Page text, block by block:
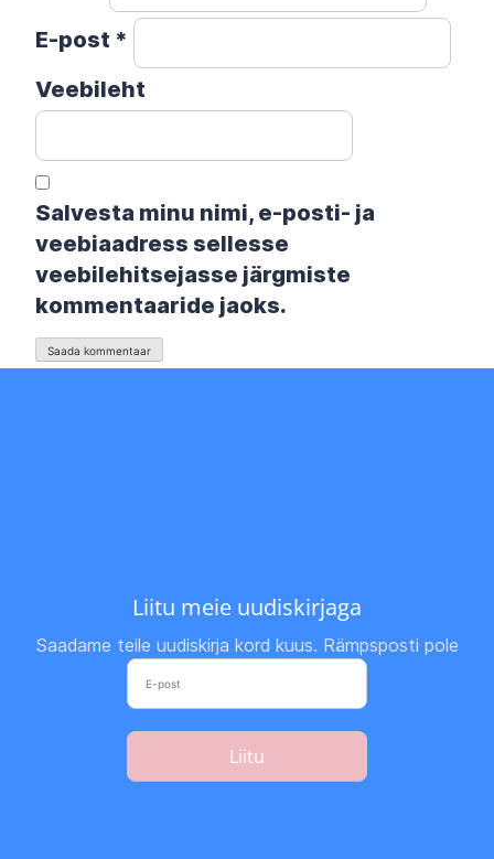
E-post *
Veebileht
Salvesta minu nimi, e-posti- ja
veebiaadress sellesse
veebilehitsejasse järgmiste
kommentaaride jaoks.
Liitu meie uudiskirjaga
Saadame teile uudiskirja kord kuus. Rämpsposti pole
Liitu